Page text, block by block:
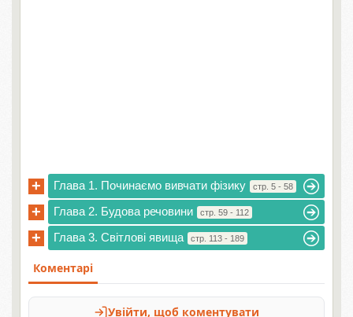
+ Глава 1. Починаємо вивчати фізику стр. 5 - 58
+ Глава 2. Будова речовини стр. 59 - 112
+ Глава 3. Світлові явища стр. 113 - 189